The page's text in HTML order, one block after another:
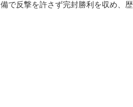
備で反撃を許さず完封勝利を収め、